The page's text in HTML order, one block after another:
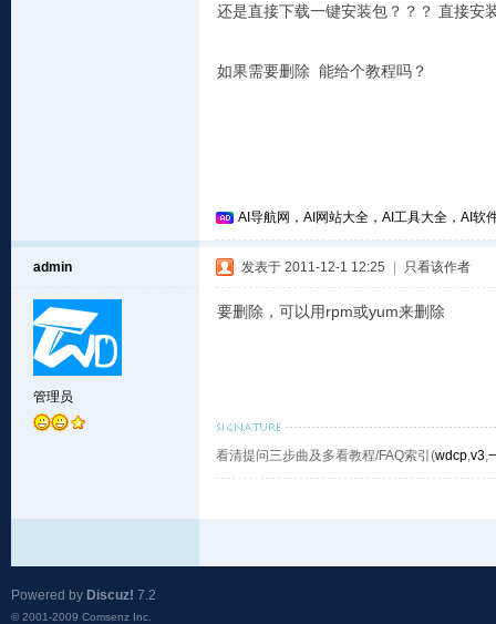
还是直接下载一键安装包？？？ 直接安
如果需要删除 能给个教程吗？
AI导航网，AI网站大全，AI工具大全，AI软
admin
管理员
发表于 2011-12-1 12:25 只看该作者
要删除，可以用rpm或yum来删除
看清提问三步曲及多看教程/FAQ索引(wdcp,v3,
Powered by Discuz! 7.2
© 2001-2009 Comsenz Inc.